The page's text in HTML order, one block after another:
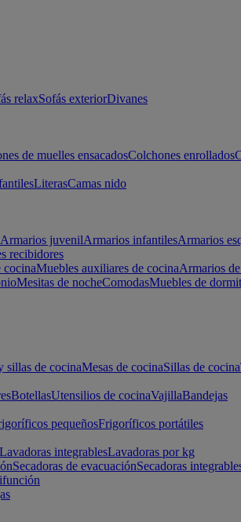
relaxSofás exteriorDivanes
de muelles ensacadosColchones enrollados
LiterasCamas nido
Armarios juvenilArmarios infantilesArmarios
recibidores
cocinaMuebles auxiliares de cocinaArmarios
Mesitas de nocheComodasMuebles de
sillas de cocinaMesas de cocinaSillas de cocina
BotellasUtensilios de cocinaVajillaBandejas
pequeñosFrigoríficos portátiles
Lavadoras integrablesLavadoras por kg
Secadoras de evacuaciónSecadoras